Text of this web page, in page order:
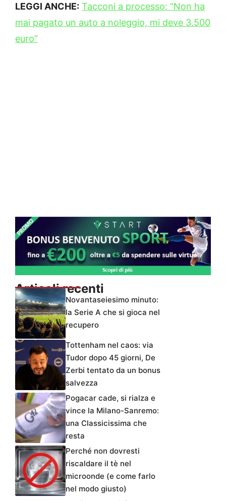
LEGGI ANCHE: Tacconi a processo: “Non ha
mai pagato un auto a noleggio, mi deve 3.500
euro”
Articoli recenti
Novantaseiesimo minuto:
la Serie A che si gioca nel
recupero
Tottenham nel caos: via
Tudor dopo 45 giorni, De
Zerbi tentato da un bonus
salvezza
Pogacar cade, si rialza e
vince la Milano-Sanremo:
una Classicissima che
resta
Perché non dovresti
riscaldare il tè nel
microonde (e come farlo
nel modo giusto)